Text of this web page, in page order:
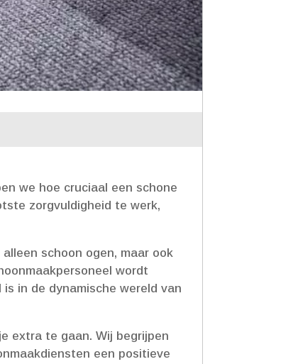
we hoe cruciaal een schone
zorgvuldigheid te werk,
schoon ogen, maar ook
wordt
in de dynamische wereld van
extra te gaan.​ Wij begrijpen
een positieve